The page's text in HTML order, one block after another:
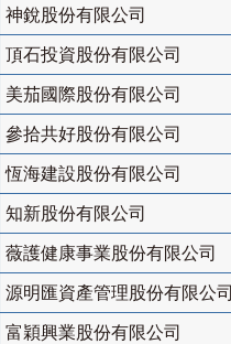
神銳股份有限公司
頂石投資股份有限公司
美茄國際股份有限公司
參拾共好股份有限公司
恆海建設股份有限公司
知新股份有限公司
薇護健康事業股份有限公司
源明匯資產管理股份有限公司
富穎興業股份有限公司